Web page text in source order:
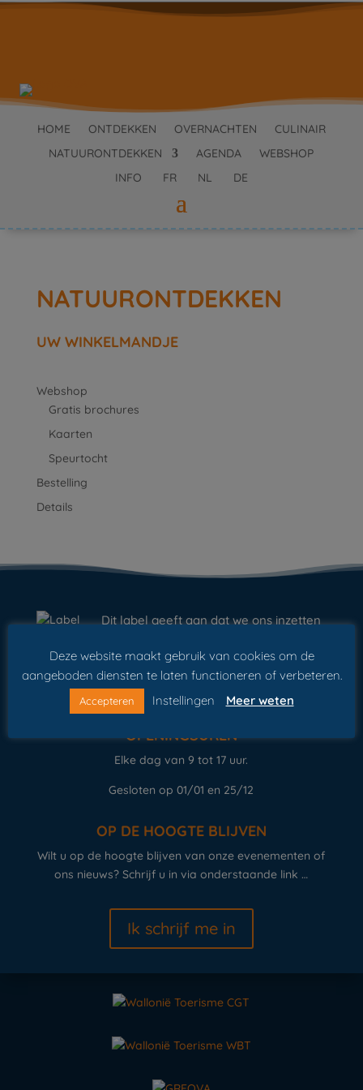
HOME ONTDEKKEN OVERNACHTEN
CULINAIR
NATUURONTDEKKEN
AGENDA
WEBSHOP
INFO
FR NL DE
NATUURONTDEKKEN
UW WINKELMANDJE
Webshop
Gratis brochures
Kaarten
Speurtocht
Bestelling
Details
Dit label geeft aan dat we ons inzetten
continu te verbeteren.
OPENINGSUREN
Elke dag van 9 tot 17 uur.
Gesloten op 01/01 en 25/12
OP DE HOOGTE BLIJVEN
Wilt u op de hoogte blijven van onze evenementen of
ons nieuws? Schrijf u in via onderstaande link …
Ik schrijf me in
Deze website maakt gebruik van cookies om de
aangeboden diensten te laten functioneren of verbeteren.
Accepteren Instellingen Meer weten